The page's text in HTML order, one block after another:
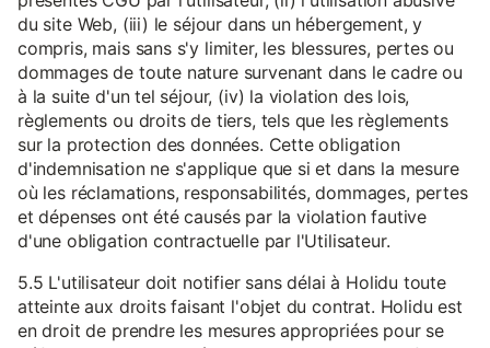
du site Web, (iii) le séjour dans un hébergement, y
compris, mais sans s'y limiter, les blessures, pertes ou
dommages de toute nature survenant dans le cadre ou
à la suite d'un tel séjour, (iv) la violation des lois,
règlements ou droits de tiers, tels que les règlements
sur la protection des données. Cette obligation
d'indemnisation ne s'applique que si et dans la mesure
où les réclamations, responsabilités, dommages, pertes
et dépenses ont été causés par la violation fautive
d'une obligation contractuelle par l'Utilisateur.
5.5 L'utilisateur doit notifier sans délai à Holidu toute
atteinte aux droits faisant l'objet du contrat. Holidu est
en droit de prendre les mesures appropriées pour se